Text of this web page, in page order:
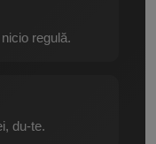
regulă.
du-te.